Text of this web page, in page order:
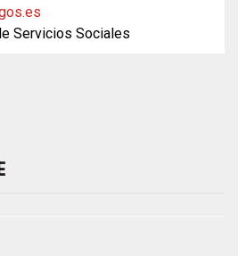
Servicios Sociales